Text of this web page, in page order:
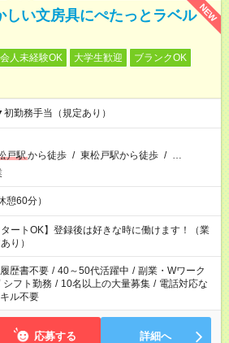
NEW
しい文房具にぺたっとラベル
人未経験OK 大学生歓迎
ブランクOK
勤務手当（規定あり）
戸駅から徒歩 / 東松戸駅から徒歩 / …
憩60分）
タートOK】登録後は好きな時に働けます！（業
り）
履歴書不要 / 40～50代活躍中 / 副業・Wワーク
シフト勤務 / 10名以上の大量募集 / 電話対応な
ル不要
応募する 詳細へ